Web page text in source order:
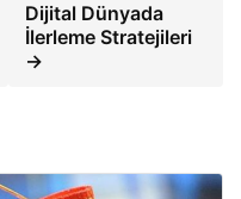
Dijital Dünyada
İlerleme Stratejileri
→